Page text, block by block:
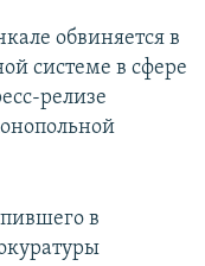
обвиняется в
системе в сфере
релизе
в